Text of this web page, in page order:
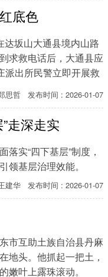
底色
坂山大通县境内山路
求救电话后，大通县应
派出所民警立即开展救
思哲 发布时间 : 2026-01-07
走深走实
实“四下基层”制度，
领基层治理效能。
建华 发布时间 : 2026-01-07
市互助土族自治县丹麻
地头。他抓起一把土，
嫩叶上露珠滚动。